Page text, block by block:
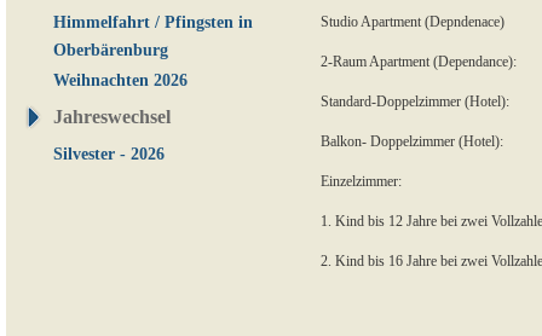
Himmelfahrt / Pfingsten in
Oberbärenburg
Weihnachten 2026
Jahreswechsel
Silvester - 2026
Studio Apartment (Depndenace)
2-Raum Apartment (Dependance):
Standard-Doppelzimmer (Hotel):
Balkon- Doppelzimmer (Hotel):
Einzelzimmer:
1. Kind bis 12 Jahre bei zwei
2. Kind bis 16 Jahre bei zwei